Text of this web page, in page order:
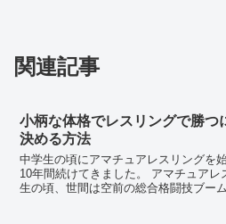
関連記事
小柄な体格でレスリングで勝つ
決める方法
中学生の頃にアマチュアレスリングを
10年間続けてきました。 アマチュアレスリングの競技を始めた中学
生の頃、世間は空前の総合格闘技ブー